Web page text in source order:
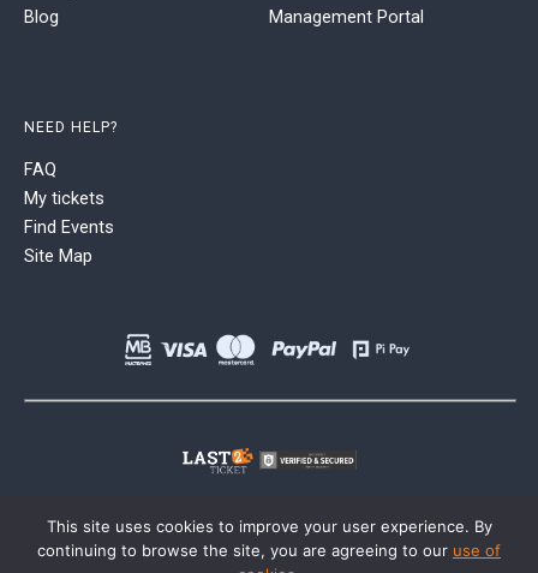
Blog
Management Portal
NEED HELP?
FAQ
My tickets
Find Events
Site Map
This site uses cookies to improve your user experience. By
continuing to browse the site, you are agreeing to our use of